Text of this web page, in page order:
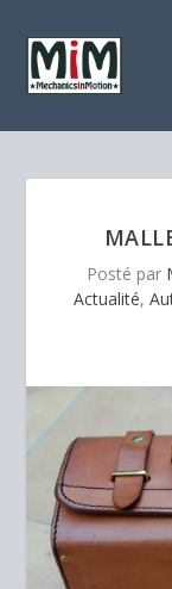
Posté par
Actualité,